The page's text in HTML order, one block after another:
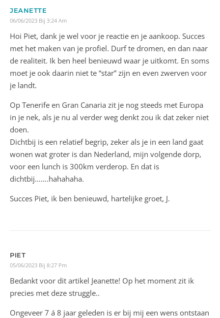
JEANETTE
06/06/2023 Bij 3:24 Am
Hoi Piet, dank je wel voor je reactie en je aankoop. Succes
met het maken van je profiel. Durf te dromen, en dan naar
de realiteit. Ik ben heel benieuwd waar je uitkomt. En soms
moet je ook daarin niet te “star” zijn en even zwerven voor
je landt.
Op Tenerife en Gran Canaria zit je nog steeds met Europa
in je nek, als je nu al verder weg denkt zou ik dat zeker niet
doen.
Dichtbij is een relatief begrip, zeker als je in een land gaat
wonen wat groter is dan Nederland, mijn volgende dorp,
voor een lunch is 300km verderop. En dat is
dichtbij…….hahahaha.
Succes Piet, ik ben benieuwd, hartelijke groet, J.
PIET
05/06/2023 Bij 8:27 Pm
Bedankt voor dit artikel Jeanette! Op het moment zit ik
precies met deze struggle..
Ongeveer 7 á 8 jaar geleden is er bij mij een wens ontstaan